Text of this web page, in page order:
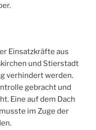
Einsatzkräfte aus
und Stierstadt
verhindert werden.
gebracht und
Eine auf dem Dach
im Zuge der